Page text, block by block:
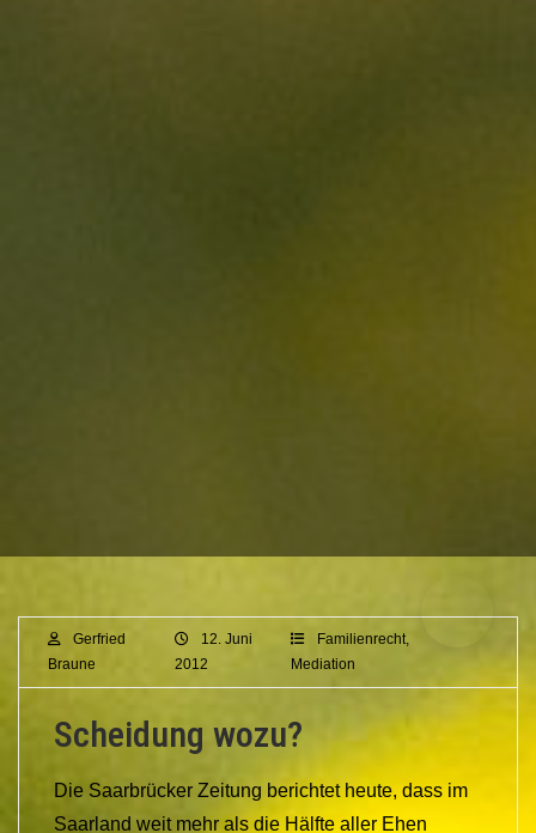
Gerfried
Braune
12. Juni
2012
Familienrecht
Mediation
Scheidung wozu?
Die Saarbrücker Zeitung berichtet heute, dass im
Saarland weit mehr als die Hälfte aller Ehen